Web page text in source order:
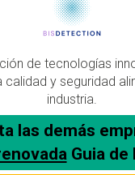
de tecnologías
calidad y seguridad
industria.
las demás
Guia de